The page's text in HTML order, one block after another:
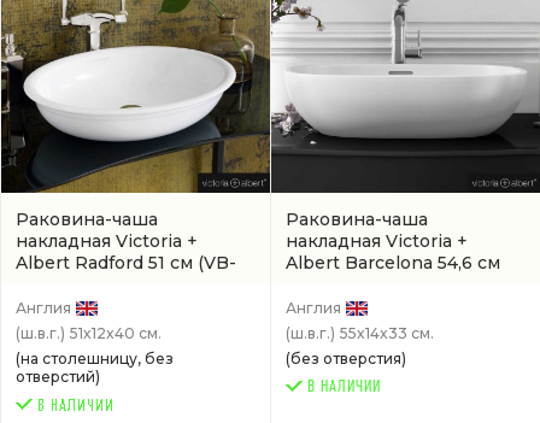
Раковина-чаша
накладная Victoria +
Albert Radford 51 см (VB-
Англия
(ш.в.г.) 51x12x40 см.
(на столешницу, без
отверстий)
Раковина-чаша
накладная Victoria +
Albert Barcelona 54,6 см
Англия
(ш.в.г.) 55x14x33 см.
(без отверстия)
В НАЛИЧИИ